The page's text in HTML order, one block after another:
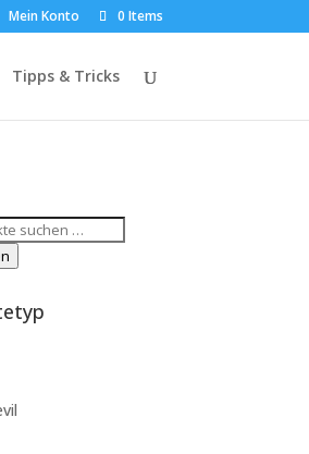
Mein Konto 0 Items
Tipps & Tricks